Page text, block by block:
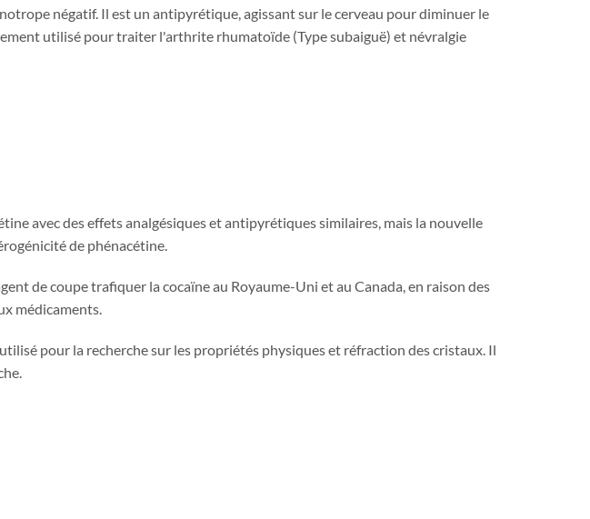
négatif. Il est un antipyrétique, agissant sur le cerveau pour diminuer le
utilisé pour traiter l'arthrite rhumatoïde (Type subaiguë) et névralgie
avec des effets analgésiques et antipyrétiques similaires, mais la nouvelle
de phénacétine.
de coupe trafiquer la cocaïne au Royaume-Uni et au Canada, en raison des
médicaments.
pour la recherche sur les propriétés physiques et réfraction des cristaux. Il